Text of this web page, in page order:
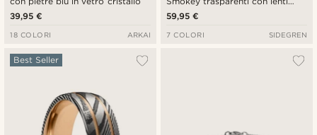
39,95 €
18 COLORI ARKAI
polarizzate
59,95 €
7 COLORI SIDEGREN
Best Seller